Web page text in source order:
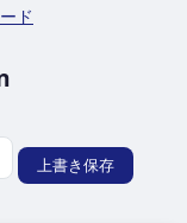
ド